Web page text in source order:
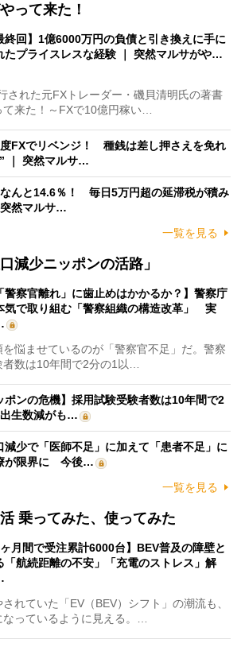
って来た！
終回】1億6000万円の負債と引き換えに手に
たプライスレスな経験 ｜ 突然マルサがや…
れた元FXトレーダー・磯貝清明氏の著書
て来た！～FXで10億円稼い…
度FXでリベンジ！ 種銭は差し押さえを免れ
｜ 突然マルサ…
なんと14.6％！ 毎日5万円超の延滞税が積み
然マルサ…
一覧を見る
減少ニッポンの活路」
警察官離れ」に歯止めはかかるか？】警察庁
気で取り組む「警察組織の構造改革」 実
悩ませているのが「警察官不足」だ。警察
者数は10年間で2分の1以…
ポンの危機】採用試験受験者数は10年間で2
生数減がも…
減少で「医師不足」に加えて「患者不足」に
が限界に 今後…
一覧を見る
乗ってみた、使ってみた
ヶ月間で受注累計6000台】BEV普及の障壁と
「航続距離の不安」「充電のストレス」解
れていた「EV（BEV）シフト」の潮流も、
なっているように見える。…